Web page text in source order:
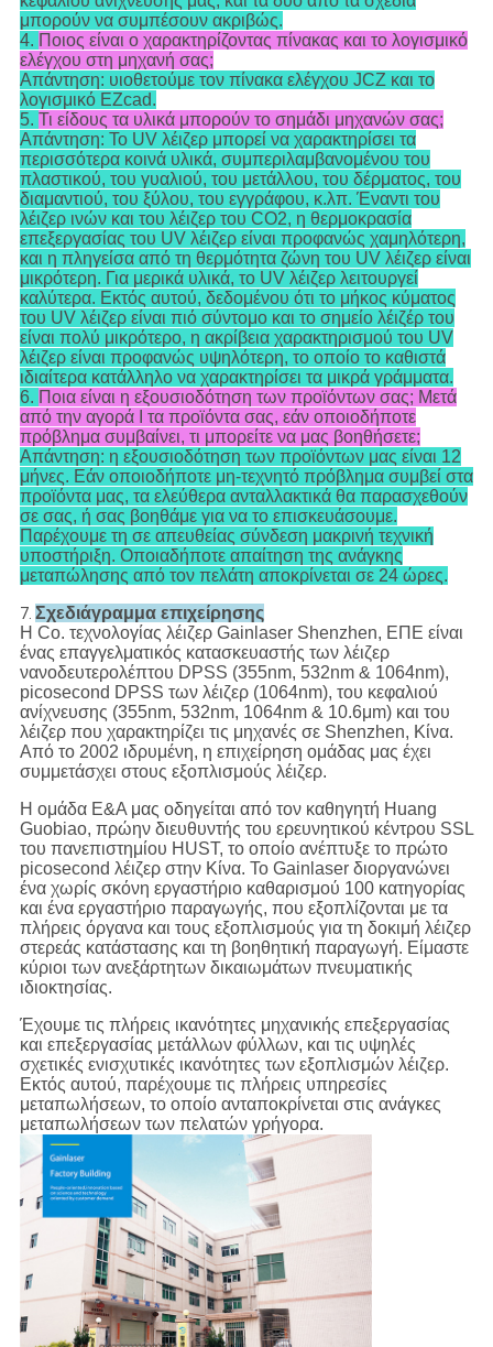
μπορούν να συμπέσουν ακριβώς.
4. Ποιος είναι ο χαρακτηρίζοντας πίνακας και το λογισμικό
ελέγχου στη μηχανή σας;
Απάντηση: υιοθετούμε τον πίνακα ελέγχου JCZ και το
λογισμικό EZcad.
5. Τι είδους τα υλικά μπορούν το σημάδι μηχανών σας;
Απάντηση: Το UV λέιζερ μπορεί να χαρακτηρίσει τα
περισσότερα κοινά υλικά, συμπεριλαμβανομένου του
πλαστικού, του γυαλιού, του μετάλλου, του δέρματος, του
διαμαντιού, του ξύλου, του εγγράφου, κ.λπ. Έναντι του
λέιζερ ινών και του λέιζερ του CO2, η θερμοκρασία
επεξεργασίας του UV λέιζερ είναι προφανώς χαμηλότερη,
και η πληγείσα από τη θερμότητα ζώνη του UV λέιζερ είναι
μικρότερη. Για μερικά υλικά, το UV λέιζερ λειτουργεί
καλύτερα. Εκτός αυτού, δεδομένου ότι το μήκος κύματος
του UV λέιζερ είναι πιό σύντομο και το σημείο λέιζέρ του
είναι πολύ μικρότερο, η ακρίβεια χαρακτηρισμού του UV
λέιζερ είναι προφανώς υψηλότερη, το οποίο το καθιστά
ιδιαίτερα κατάλληλο να χαρακτηρίσει τα μικρά γράμματα.
6. Ποια είναι η εξουσιοδότηση των προϊόντων σας; Μετά
από την αγορά Ι τα προϊόντα σας, εάν οποιοδήποτε
πρόβλημα συμβαίνει, τι μπορείτε να μας βοηθήσετε;
Απάντηση: η εξουσιοδότηση των προϊόντων μας είναι 12
μήνες. Εάν οποιοδήποτε μη-τεχνητό πρόβλημα συμβεί στα
προϊόντα μας, τα ελεύθερα ανταλλακτικά θα παρασχεθούν
σε σας, ή σας βοηθάμε για να το επισκευάσουμε.
Παρέχουμε τη σε απευθείας σύνδεση μακρινή τεχνική
υποστήριξη. Οποιαδήποτε απαίτηση της ανάγκης
μεταπώλησης από τον πελάτη αποκρίνεται σε 24 ώρες.
7. Σχεδιάγραμμα επιχείρησης
Η Co. τεχνολογίας λέιζερ Gainlaser Shenzhen, ΕΠΕ είναι
ένας επαγγελματικός κατασκευαστής των λέιζερ
νανοδευτερολέπτου DPSS (355nm, 532nm & 1064nm),
picosecond DPSS των λέιζερ (1064nm), του κεφαλιού
ανίχνευσης (355nm, 532nm, 1064nm & 10.6μm) και του
λέιζερ που χαρακτηρίζει τις μηχανές σε Shenzhen, Κίνα.
Από το 2002 ιδρυμένη, η επιχείρηση ομάδας μας έχει
συμμετάσχει στους εξοπλισμούς λέιζερ.
Η ομάδα Ε&Α μας οδηγείται από τον καθηγητή Huang
Guobiao, πρώην διευθυντής του ερευνητικού κέντρου SSL
του πανεπιστημίου HUST, το οποίο ανέπτυξε το πρώτο
picosecond λέιζερ στην Κίνα. Το Gainlaser διοργανώνει
ένα χωρίς σκόνη εργαστήριο καθαρισμού 100 κατηγορίας
και ένα εργαστήριο παραγωγής, που εξοπλίζονται με τα
πλήρεις όργανα και τους εξοπλισμούς για τη δοκιμή λέιζερ
στερεάς κατάστασης και τη βοηθητική παραγωγή. Είμαστε
κύριοι των ανεξάρτητων δικαιωμάτων πνευματικής
ιδιοκτησίας.
Έχουμε τις πλήρεις ικανότητες μηχανικής επεξεργασίας
και επεξεργασίας μετάλλων φύλλων, και τις υψηλές
σχετικές ενισχυτικές ικανότητες των εξοπλισμών λέιζερ.
Εκτός αυτού, παρέχουμε τις πλήρεις υπηρεσίες
μεταπωλήσεων, το οποίο ανταποκρίνεται στις ανάγκες
μεταπωλήσεων των πελατών γρήγορα.